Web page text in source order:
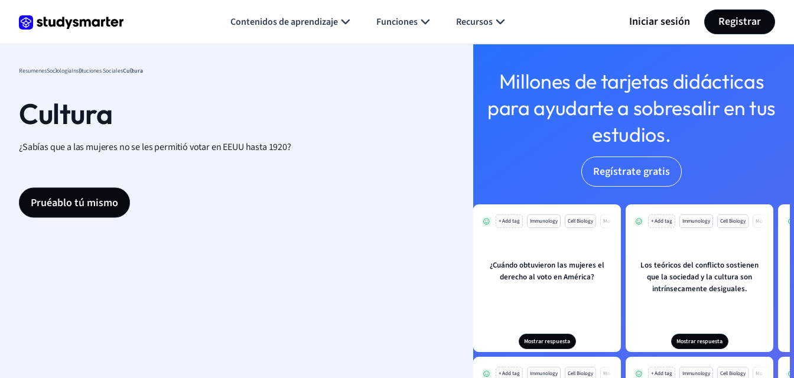
Contenidos de aprendizaje Funciones Recursos Iniciar sesión Registrar
ResumenesSociologíaInstituciones SocialesCultura
Cultura
¿Sabías que a las mujeres no se les permitió votar en EEUU hasta 1920?
Pruéablo tú mismo
Millones de tarjetas didácticas
para ayudarte a sobresalir en tus
estudios.
Regístrate gratis
+ Add tag Immunology Cell Biology Mo
¿Cuándo obtuvieron las mujeres el
derecho al voto en América?
Mostrar respuesta
+ Add tag Immunology Cell Biology Mo
Los teóricos del conflicto sostienen
que la sociedad y la cultura son
intrínsecamente desiguales.
Mostrar respuesta
+ Add tag Immunology Cell Biology Mo + Add tag Immunology Cell Biology Mo